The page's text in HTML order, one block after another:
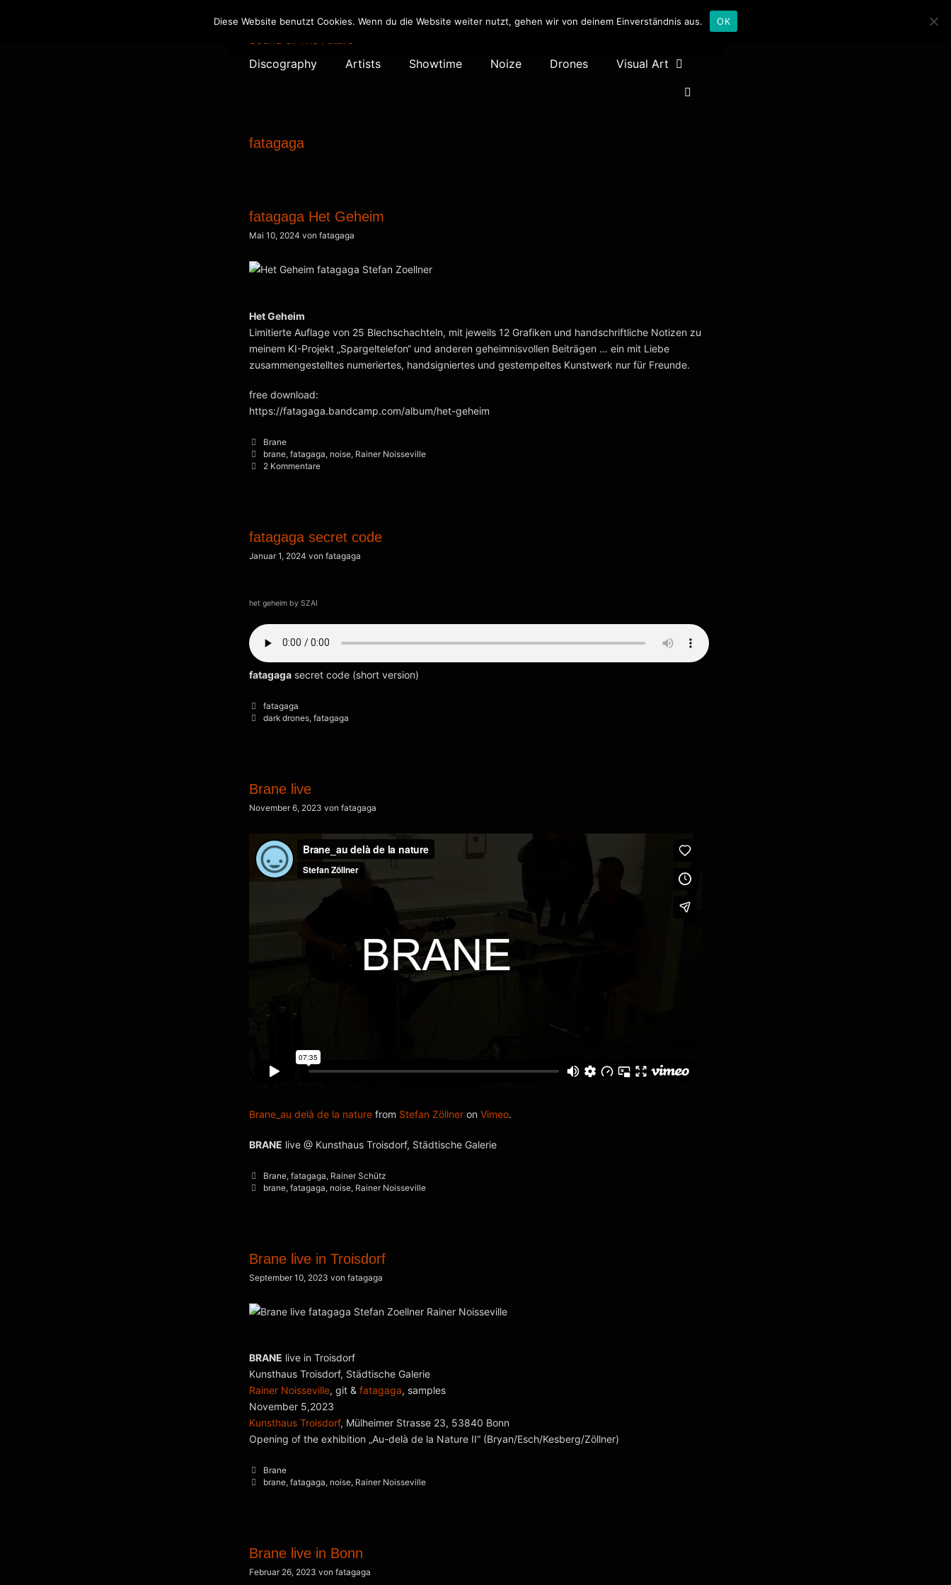
Satori Hype Records
Sound Of The Future
Discography Artists Showtime Noize Drones Visual Art
fatagaga
fatagaga Het Geheim
Mai 10, 2024 von fatagaga
Het Geheim
Limitierte Auflage von 25 Blechschachteln, mit jeweils 12 Grafiken und handschriftliche Notizen zu
meinem KI-Projekt „Spargeltelefon“ und anderen geheimnisvollen Beiträgen … ein mit Liebe
zusammengestelltes numeriertes, handsigniertes und gestempeltes Kunstwerk nur für Freunde.
free download:
https://fatagaga.bandcamp.com/album/het-geheim
Kategorien
Brane
Schlagwörter
brane,fatagaga, noise, Rainer Noisseville
2 Kommentare
fatagaga secret code
Januar 1, 2024 von fatagaga
het geheim by SZAI
fatagaga secret code (short version)
Kategorien
fatagaga
Schlagwörter
dark drones,fatagaga
Brane live
November 6, 2023 von fatagaga
Brane_au delà de la nature from Stefan Zöllner on Vimeo.
BRANE live @ Kunsthaus Troisdorf, Städtische Galerie
Kategorien
Brane,fatagaga, Rainer Schütz
Schlagwörter
brane,fatagaga, noise, Rainer Noisseville
Brane live in Troisdorf
September 10, 2023 von fatagaga
BRANE live in Troisdorf
Kunsthaus Troisdorf, Städtische Galerie
Rainer Noisseville, git & fatagaga, samples
November 5,2023
Kunsthaus Troisdorf, Mülheimer Strasse 23, 53840 Bonn
Opening of the exhibition „Au-delà de la Nature II“ (Bryan/Esch/Kesberg/Zöllner)
Kategorien
Brane
Schlagwörter
brane,fatagaga, noise, Rainer Noisseville
Brane live in Bonn
Februar 26, 2023 von fatagaga
Diese Website benutzt Cookies. Wenn du die Website weiter nutzt, gehen wir von deinem Einverständnis aus. OK